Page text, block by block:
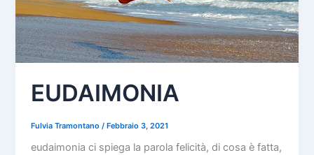
EUDAIMONIA
Fulvia Tramontano/Febbraio 3, 2021
eudaimonia ci spiega la parola felicità, di cosa è fatta,